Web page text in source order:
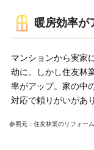
暖房効率が
マンションから実家
劫に。しかし住友林
率がアップ。家の中
対応で頼りがいがあ
参照元：住友林業のリフォー